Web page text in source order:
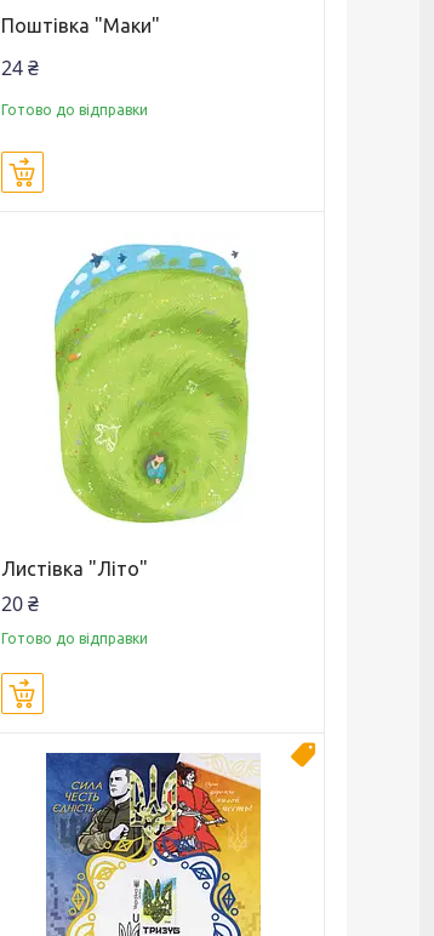
Поштівка "Маки"
24 ₴
Готово до відправки
Листівка "Літо"
20 ₴
Готово до відправки